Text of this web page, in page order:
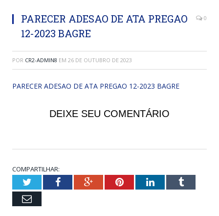
PARECER ADESAO DE ATA PREGAO
12-2023 BAGRE
0
POR CR2-ADMIN8 EM 26 DE OUTUBRO DE 2023
PARECER ADESAO DE ATA PREGAO 12-2023 BAGRE
DEIXE SEU COMENTÁRIO
COMPARTILHAR:
TwitterFacebookGoogle+PinterestLinkedInTumblr
Email